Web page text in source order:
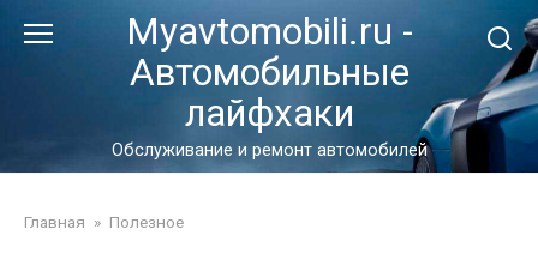
Myavtomobili.ru -
Автомобильные
лайфхаки
Обслуживание и ремонт автомобилей
Главная » Полезное